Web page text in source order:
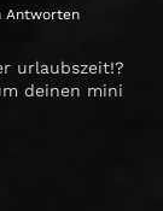
Antworten
urlaubszeit!?
deinen mini